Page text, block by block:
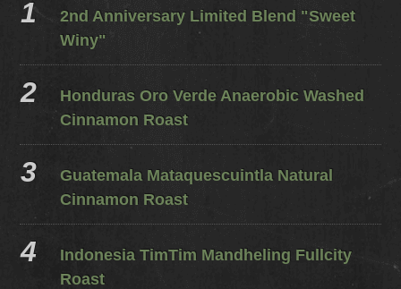
2nd Anniversary Limited Blend "Sweet
Winy"
Honduras Oro Verde Anaerobic Washed
Cinnamon Roast
Guatemala Mataquescuintla Natural
Cinnamon Roast
Indonesia TimTim Mandheling Fullcity
Roast